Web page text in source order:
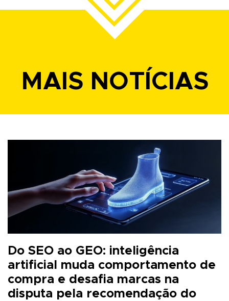
MAIS NOTÍCIAS
Do SEO ao GEO: inteligência
artificial muda comportamento de
compra e desafia marcas na
disputa pela recomendação do